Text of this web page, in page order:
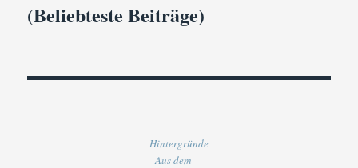
(Beliebteste Beiträge)
Hintergründe
- Aus dem